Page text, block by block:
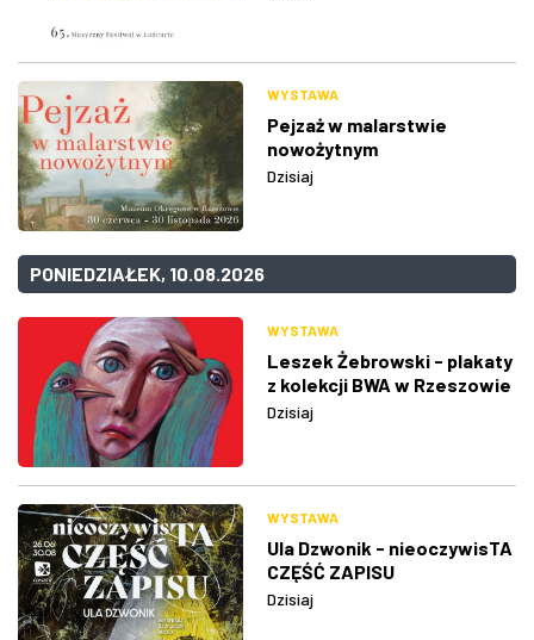
WYSTAWA
Pejzaż w malarstwie
nowożytnym
Dzisiaj
PONIEDZIAŁEK, 10.08.2026
WYSTAWA
Leszek Żebrowski - plakaty
z kolekcji BWA w Rzeszowie
Dzisiaj
WYSTAWA
Ula Dzwonik - nieoczywisTA
CZĘŚĆ ZAPISU
Dzisiaj